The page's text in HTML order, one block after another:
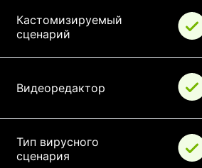
Кастомизируемый
сценарий
Видеоредактор
Тип вирусного
сценария